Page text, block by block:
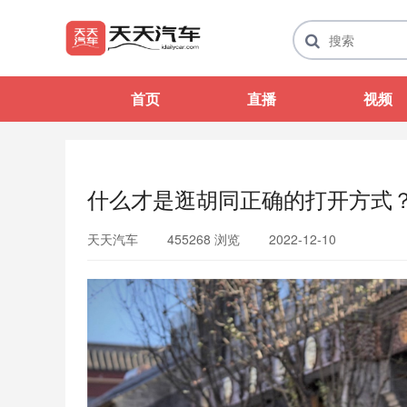
首页 直播 视频
什么才是逛胡同正确的打开方式
天天汽车 455268 浏览 2022-12-10